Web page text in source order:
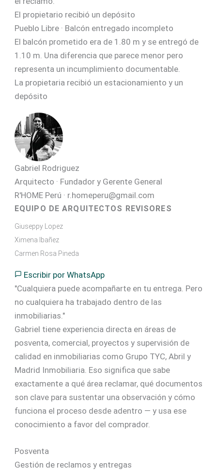
El propietario recibió un depósito
Pueblo Libre · Balcón entregado incompleto
El balcón prometido era de 1.80 m y se entregó de
1.10 m. Una diferencia que parece menor pero
representa un incumplimiento documentable.
La propietaria recibió un estacionamiento y un
depósito
Gabriel Rodriguez
Arquitecto · Fundador y Gerente General
R'HOME Perú · r.homeperu@gmail.com
EQUIPO DE ARQUITECTOS REVISORES
Giuseppy Lopez
Ximena Ibañez
Carmen Rosa Pineda
Escribir por WhatsApp
"Cualquiera puede acompañarte en tu entrega. Pero
no cualquiera ha trabajado dentro de las
inmobiliarias."
Gabriel tiene experiencia directa en áreas de
posventa, comercial, proyectos y supervisión de
calidad en inmobiliarias como Grupo TYC, Abril y
Madrid Inmobiliaria. Eso significa que sabe
exactamente a qué área reclamar, qué documentos
son clave para sustentar una observación y cómo
funciona el proceso desde adentro — y usa ese
conocimiento a favor del comprador.
Posventa
Gestión de reclamos y entregas